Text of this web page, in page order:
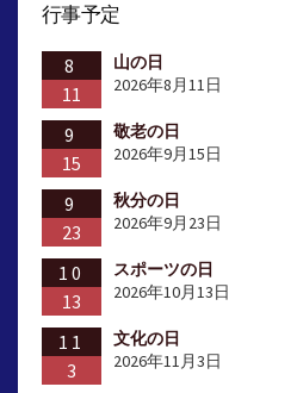
行事予定
8
11
山の日
2026年8月11日
9
15
敬老の日
2026年9月15日
9
23
秋分の日
2026年9月23日
10
13
スポーツの日
2026年10月13日
11
3
文化の日
2026年11月3日